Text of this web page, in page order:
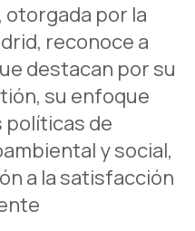
por la
reconoce a
destacan por su
su enfoque
políticas de
y social,
a la satisfacción